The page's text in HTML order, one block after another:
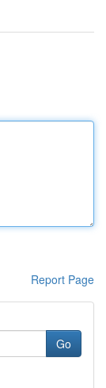
Report Page
Go